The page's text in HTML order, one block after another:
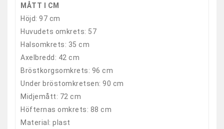
MÅTT I CM
Höjd: 97 cm
Huvudets omkrets: 57
Halsomkrets: 35 cm
Axelbredd : 42 cm
Bröstkorgsomkrets: 96 cm
Under bröstomkretsen: 90 cm
Midjemått: 72 cm
Höfternas omkrets: 88 cm
Material: plast